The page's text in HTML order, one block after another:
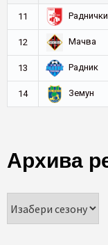
11
12 Мачва
13 Радник
14 Земун
Архива